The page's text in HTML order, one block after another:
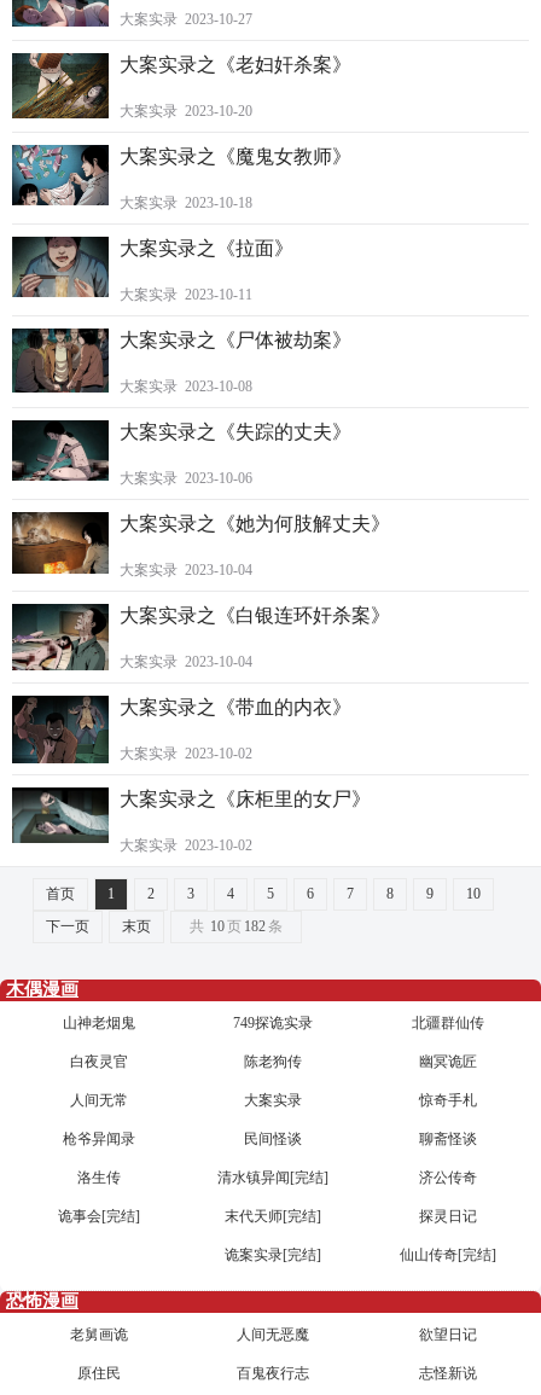
大案实录 2023-10-27
大案实录之《老妇奸杀案》
大案实录 2023-10-20
大案实录之《魔鬼女教师》
大案实录 2023-10-18
大案实录之《拉面》
大案实录 2023-10-11
大案实录之《尸体被劫案》
大案实录 2023-10-08
大案实录之《失踪的丈夫》
大案实录 2023-10-06
大案实录之《她为何肢解丈夫》
大案实录 2023-10-04
大案实录之《白银连环奸杀案》
大案实录 2023-10-04
大案实录之《带血的内衣》
大案实录 2023-10-02
大案实录之《床柜里的女尸》
大案实录 2023-10-02
首页 1 2 3 4 5 6 7 8 9
10
下一页
末页 共 10页 182条
木偶漫画
北疆群仙传
749探诡实录
山神老烟鬼
幽冥诡匠
陈老狗传
白夜灵官
惊奇手札
大案实录
人间无常
聊斋怪谈
民间怪谈
枪爷异闻录
济公传奇
清水镇异闻[完结]
洛生传
探灵日记
末代天师[完结]
诡事会[完结]
仙山传奇[完结]
诡案实录[完结]
恐怖漫画
欲望日记
人间无恶魔
老舅画诡
志怪新说
百鬼夜行志
原住民